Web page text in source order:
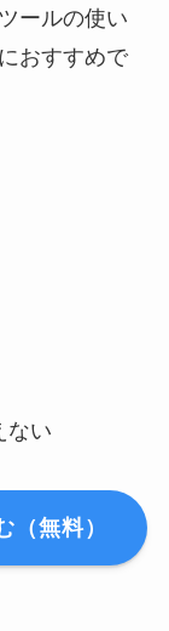
ールの使い
おすすめで
ない
無料）